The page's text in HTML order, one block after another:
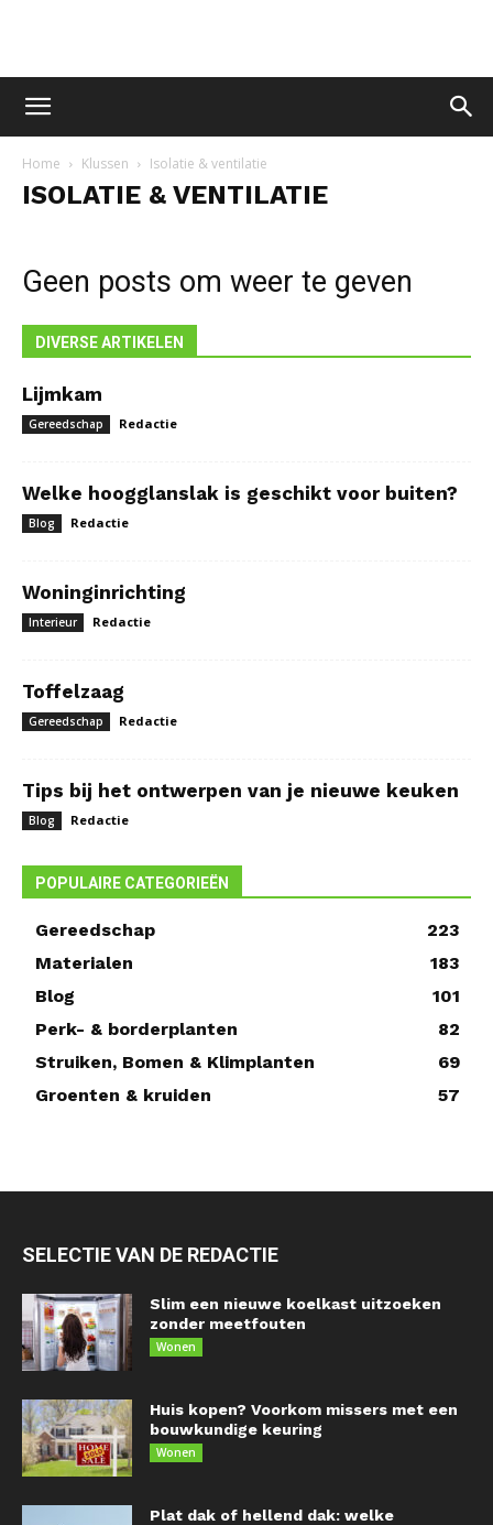
Home Klussen Isolatie & ventilatie
ISOLATIE & VENTILATIE
Geen posts om weer te geven
DIVERSE ARTIKELEN
Lijmkam
Gereedschap Redactie
Welke hoogglanslak is geschikt voor buiten?
Blog Redactie
Woninginrichting
Interieur Redactie
Toffelzaag
Gereedschap Redactie
Tips bij het ontwerpen van je nieuwe keuken
Blog Redactie
POPULAIRE CATEGORIEËN
Gereedschap
223
Materialen
183
Blog
101
Perk- & borderplanten
82
Struiken, Bomen & Klimplanten
69
Groenten & kruiden
57
SELECTIE VAN DE REDACTIE
Slim een nieuwe koelkast uitzoeken
zonder meetfouten
Wonen
Huis kopen? Voorkom missers met een
bouwkundige keuring
Wonen
Plat dak of hellend dak: welke